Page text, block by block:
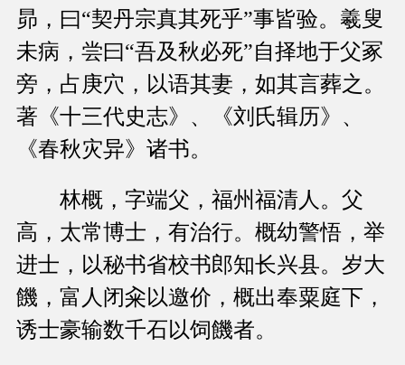
昴，曰“契丹宗真其死乎”事皆验。羲叟
未病，尝曰“吾及秋必死”自择地于父冢
旁，占庚穴，以语其妻，如其言葬之。
著《十三代史志》、《刘氏辑历》、
《春秋灾异》诸书。
林概，字端父，福州福清人。父
高，太常博士，有治行。概幼警悟，举
进士，以秘书省校书郎知长兴县。岁大
饑，富人闭籴以邀价，概出奉粟庭下，
诱士豪输数千石以饲饑者。